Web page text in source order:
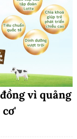
vì quảng